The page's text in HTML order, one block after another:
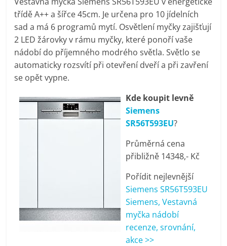
pračky,
televize,
notebooky,
mobilní
Nejlepší
elektronika
třídě A++ a šířce 45cm. Je určena pro 10 jídelních
sad a má 6 programů mytí. Osvětlení myčky zajišťují
2 LED žárovky v rámu myčky, které ponoří vaše
nádobí do příjemného modrého světla. Světlo se
automaticky rozsvítí při otevření dveří a při zavření
se opět vypne.
Kde koupit levně
Siemens
SR56T593EU?
Průměrná cena
přibližně 14348,- Kč
Pořídit nejlevnější
Siemens SR56T593EU
Siemens, Vestavná
myčka nádobí
recenze, srovnání,
akce >>